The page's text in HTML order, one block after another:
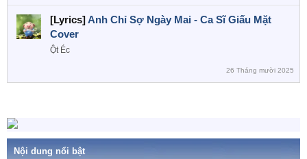
[Lyrics]Anh Chỉ Sợ Ngày Mai - Ca Sĩ Giấu Mặt
Cover
Ột Éc
26 Tháng mười 2025
Nội dung nổi bật